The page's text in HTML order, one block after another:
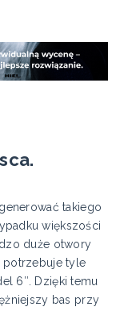
takiego
większości
duże otwory
potrzebuje tyle
6″. Dzięki temu
bas przy